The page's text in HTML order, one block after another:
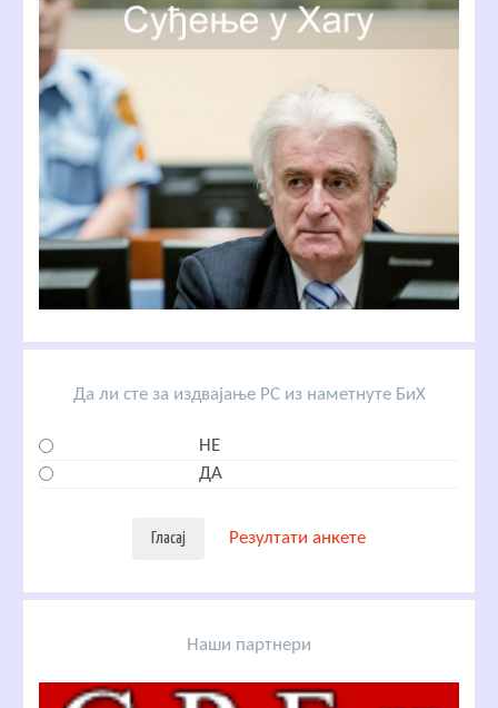
Да ли сте за издвајање РС из наметнуте БиХ
НЕ
ДА
Резултати анкете
Наши партнери